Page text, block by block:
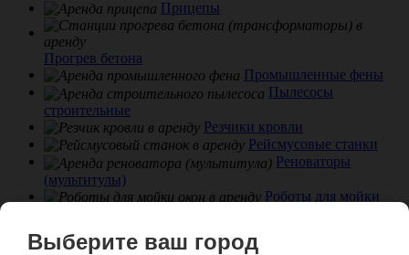
Прицепы
Прогрев бетона
Промышленные фены
Пылесосы
строительные
Резчики кровли
Рейсмусовые станки
Реноваторы
(мультитулы)
Роботы для мойки
Выберите ваш город